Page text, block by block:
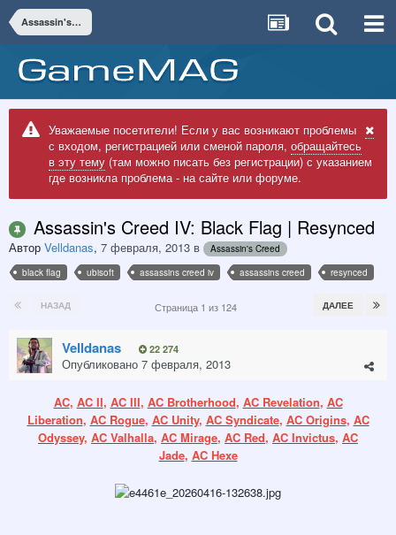
Assassin's Creed
Уважаемые посетители! Если у вас возникают проблемы
с входом, регистрацией или сменой пароля, обращайтесь
в эту тему (там можно писать без регистрации) с указанием
где возникла проблема - на сайте или форуме.
Assassin's Creed IV: Black Flag | Resynced
Автор Velldanas, 7 февраля, 2013 в
Assassin's Creed
black flag
ubisoft assassins creed iv assassins creed resynced
НАЗАД ДАЛЕЕ
Страница 1 из 124
Velldanas 22 274
Опубликовано 7 февраля, 2013
AC, AC II, AC III, AC Brotherhood, AC Revelation, AC
Liberation, AC Rogue, AC Unity, AC Syndicate, AC Origins, AC
Odyssey, AC Valhalla, AC Mirage, AC Red, AC Invictus, AC
Jade, AC Hexe